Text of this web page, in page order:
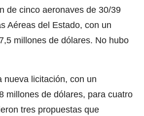
de cinco aeronaves de 30/39
Aéreas del Estado, con un
millones de dólares. No hubo
nueva licitación, con un
millones de dólares, para cuatro
tres propuestas que